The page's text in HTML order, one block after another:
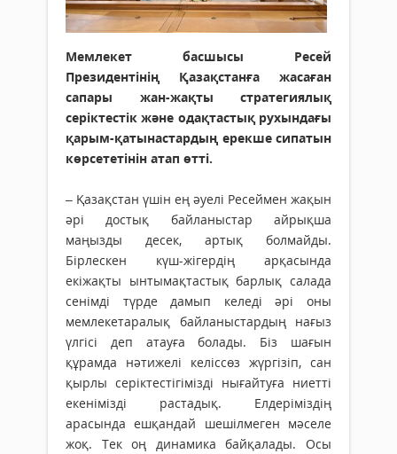
Мемлекет басшысы Ресей
Президентінің Қазақстанға жасаған
сапары жан-жақты стратегиялық
серіктестік және одақтастық рухындағы
қарым-қатынастардың ерекше сипатын
көрсететінін атап өтті.
– Қазақстан үшін ең әуелі Ресеймен жақын
әрі достық байланыстар айрықша
маңызды десек, артық болмайды.
Бірлескен күш-жігердің арқасында
екіжақты ынтымақтастық барлық салада
сенімді түрде дамып келеді әрі оны
мемлекетаралық байланыстардың нағыз
үлгісі деп атауға болады. Біз шағын
құрамда нәтижелі келіссөз жүргізіп, сан
қырлы серіктестігімізді нығайтуға ниетті
екенімізді растадық. Елдеріміздің
арасында ешқандай шешілмеген мәселе
жоқ. Тек оң динамика байқалады. Осы